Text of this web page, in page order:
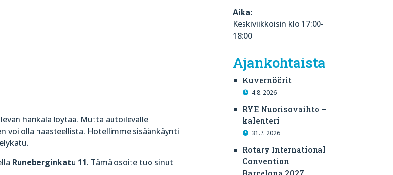
hankala löytää. Mutta autoilevalle
voi olla haasteellista. Hotellimme sisäänkäynti
Runeberginkatu 11. Tämä osoite tuo sinut
Aika:
Keskiviikkoisin klo 17:00-
18:00
Ajankohtaista
Kuvernöörit
4.8. 2026
RYE Nuorisovaihto –
kalenteri
31.7. 2026
Rotary International
Convention
Barcelona 2027